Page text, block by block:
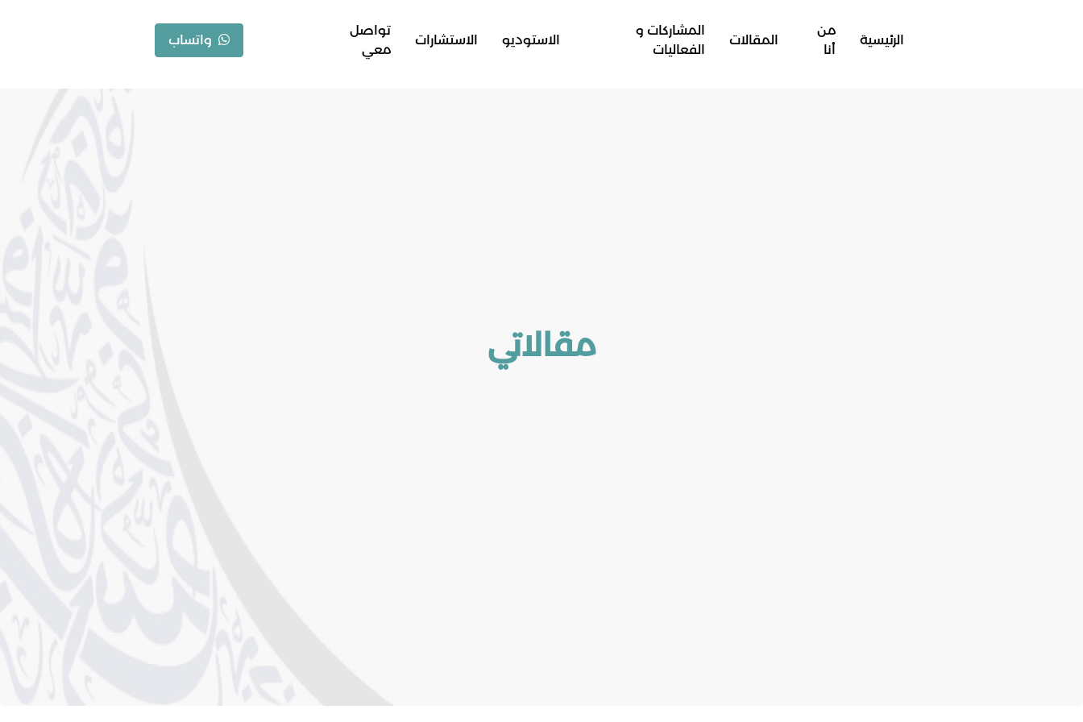
الرئيسية
من
أنا
المقالات
المشاركات و
الفعاليات
الاستوديو الاستشارات
تواصل
معي
واتساب
مقالاتي